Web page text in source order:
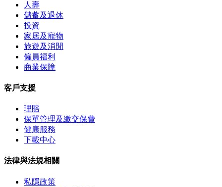
人壽
儲蓄及退休
投資
家居及寵物
旅遊及消閒
僱員福利
商業保障
客戶支援
理賠
保單管理及繳交保費
健康服務
下載中心
法律與法規相關
私隱政策